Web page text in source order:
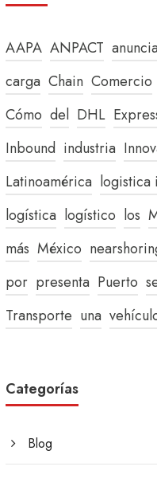
AAPA ANPACT
carga Chain Comercio
Cómo del DHL
Inbound industria
Latinoamérica logistica
logística logístico los
más México
por presenta Puerto
Transporte una
Categorías
Blog